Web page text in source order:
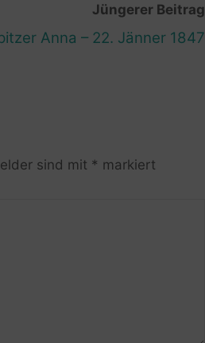
Jüngerer Beitrag
Anna – 22. Jänner 1847
sind mit * markiert